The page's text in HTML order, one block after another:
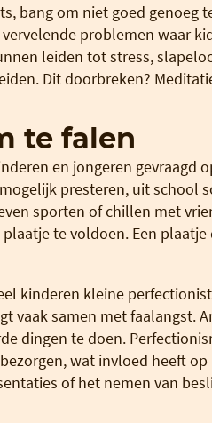
bang om niet goed genoeg
problemen waar
leiden tot stress,
Dit doorbreken?
te falen
en jongeren gevraagd
presteren, uit school
sporten of chillen met
te voldoen. Een
kinderen kleine
vaak samen met faalangst.
dingen te doen.
wat invloed heeft
of het nemen van